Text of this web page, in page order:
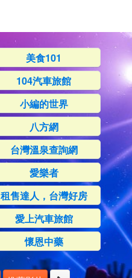
美食101
104汽車旅館
小編的世界
八方網
台灣溫泉查詢網
愛樂者
租售達人，台灣好房
愛上汽車旅館
懷恩中藥